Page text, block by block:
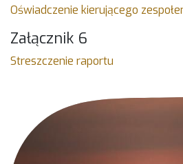
Oświadczenie kierującego
Załącznik 6
Streszczenie raportu